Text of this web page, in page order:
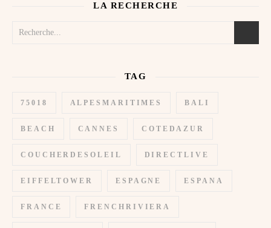
LA RECHERCHE
TAG
75018 ALPESMARITIMES BALI
BEACH CANNES COTEDAZUR
COUCHERDESOLEIL DIRECTLIVE
EIFFELTOWER ESPAGNE ESPANA
FRANCE FRENCHRIVIERA